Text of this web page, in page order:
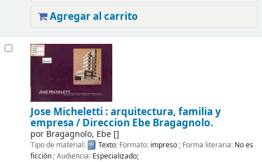
Agregar al carrito
Jose Micheletti : arquitectura, familia y
empresa / Direccion Ebe Bragagnolo.
por Bragagnolo, Ebe[]
Tipo de material: Texto; Formato: impreso ; Forma literaria: No es
ficción ; Audiencia: Especializado;